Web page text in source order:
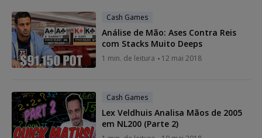
Cash Games
Análise de Mão: Ases Contra Reis
com Stacks Muito Deeps
1 min. de leitura 12 mai 2018
Cash Games
Lex Veldhuis Analisa Mãos de 2005
em NL200 (Parte 2)